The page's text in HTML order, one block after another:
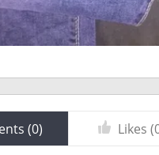
(0) Likes (